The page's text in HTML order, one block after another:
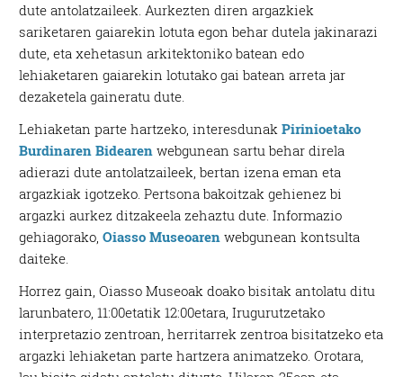
dute antolatzaileek. Aurkezten diren argazkiek
sariketaren gaiarekin lotuta egon behar dutela jakinarazi
dute, eta xehetasun arkitektoniko batean edo
lehiaketaren gaiarekin lotutako gai batean arreta jar
dezaketela gaineratu dute.
Lehiaketan parte hartzeko, interesdunakPirinioetako
Burdinaren Bidearen webgunean sartu behar direla
adierazi dute antolatzaileek, bertan izena eman eta
argazkiak igotzeko. Pertsona bakoitzak gehienez bi
argazki aurkez ditzakeela zehaztu dute. Informazio
gehiagorako,Oiasso Museoaren webgunean kontsulta
daiteke.
Horrez gain, Oiasso Museoak doako bisitak antolatu ditu
larunbatero, 11:00etatik 12:00etara, Irugurutzetako
interpretazio zentroan, herritarrek zentroa bisitatzeko eta
argazki lehiaketan parte hartzera animatzeko. Orotara,